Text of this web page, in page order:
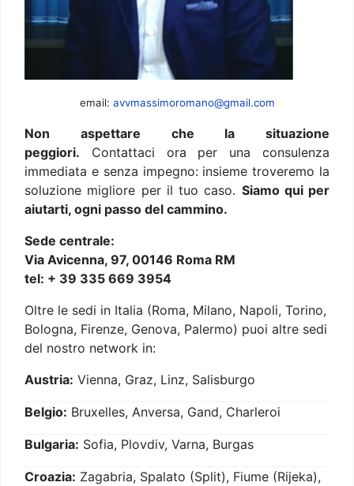
email: avvmassimoromano@gmail.com
Non aspettare che la situazione
peggiori. Contattaci ora per una consulenza
immediata e senza impegno: insieme troveremo la
soluzione migliore per il tuo caso. Siamo qui per
aiutarti, ogni passo del cammino.
Sede centrale:
Via Avicenna, 97, 00146 Roma RM
tel: + 39 335 669 3954
Oltre le sedi in Italia (Roma, Milano, Napoli, Torino,
Bologna, Firenze, Genova, Palermo) puoi altre sedi
del nostro network in:
Austria: Vienna, Graz, Linz, Salisburgo
Belgio: Bruxelles, Anversa, Gand, Charleroi
Bulgaria: Sofia, Plovdiv, Varna, Burgas
Croazia: Zagabria, Spalato (Split), Fiume (Rijeka),